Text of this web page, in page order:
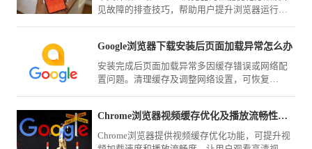
见故障的排查技巧，帮助用户提升浏览器运行效
Google浏览器下载安装后页面加载异常怎么办
安装完成后页面加载异常多因缓存错误或网络配
置问题。清理缓存及调整网络设置，可恢复
Chrome浏览器视频缓存优化及播放流畅性技巧
Chrome浏览器提供视频缓存优化功能，可提升视